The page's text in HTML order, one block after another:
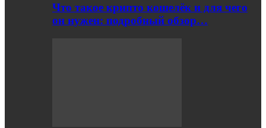
Что такое крипто кошелёк и для чего
он нужен: подробный обзор…